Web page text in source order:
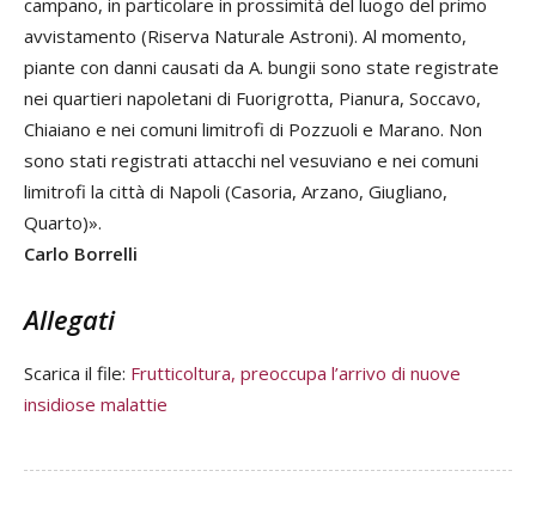
campano, in particolare in prossimità del luogo del primo
avvistamento (Riserva Naturale Astroni). Al momento,
piante con danni causati da A. bungii sono state registrate
nei quartieri napoletani di Fuorigrotta, Pianura, Soccavo,
Chiaiano e nei comuni limitrofi di Pozzuoli e Marano. Non
sono stati registrati attacchi nel vesuviano e nei comuni
limitrofi la città di Napoli (Casoria, Arzano, Giugliano,
Quarto)».
Carlo Borrelli
Allegati
Scarica il file: Frutticoltura, preoccupa l’arrivo di nuove
insidiose malattie